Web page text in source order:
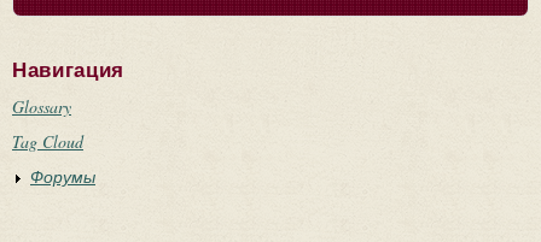
Навигация
Glossary
Tag Cloud
Форумы